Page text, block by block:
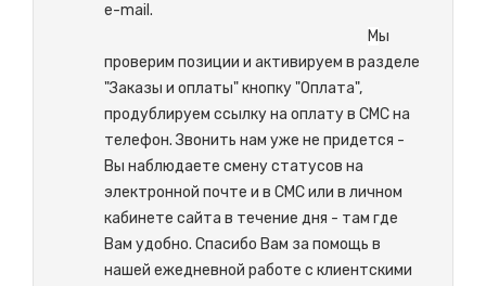
e-mail.
Мы
проверим позиции и активируем в разделе
"Заказы и оплаты" кнопку "Оплата",
продублируем ссылку на оплату в СМС на
телефон. Звонить нам уже не придется -
Вы наблюдаете смену статусов на
электронной почте и в СМС или в личном
кабинете сайта в течение дня - там где
Вам удобно. Спасибо Вам за помощь в
нашей ежедневной работе с клиентскими